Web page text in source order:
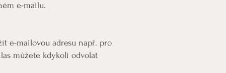
e-mailu.
e-mailovou adresu např. pro
můžete kdykoli odvolat